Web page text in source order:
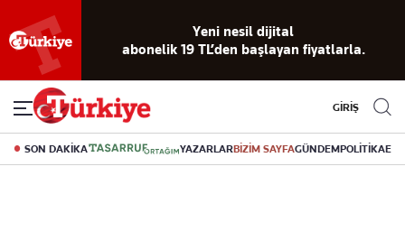
Yeni nesil dijital
abonelik 19 TL’den başlayan fiyatlarla.
GİRİŞ
SON DAKİKA YAZARLARBİZİM SAYFAGÜNDEMPOLİTİKA